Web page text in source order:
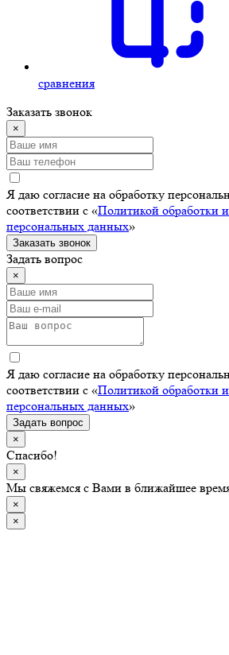
сравнения
Заказать звонок
×
Я даю согласие на обработку
соответствии с «Политикой обработки
персональных данных»
Заказать звонок
Задать вопрос
×
Я даю согласие на обработку
соответствии с «Политикой обработки
персональных данных»
Задать вопрос
×
Спасибо!
×
Мы свяжемся с Вами в ближайшее
×
×